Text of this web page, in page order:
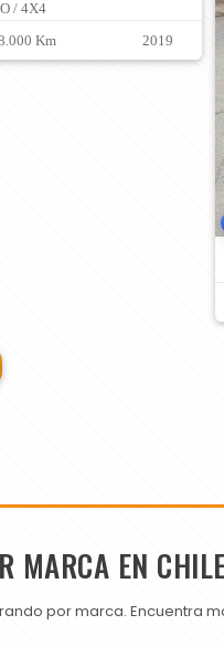
/ 4X4
Km 2019
MARCA EN
por marca. Encuentra